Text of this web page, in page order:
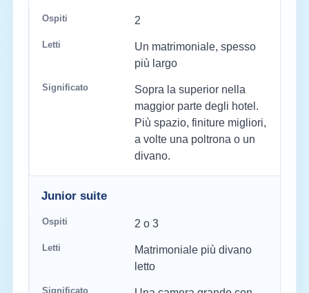
2
Un matrimoniale, spesso
più largo
Sopra la superior nella
maggior parte degli hotel.
Più spazio, finiture migliori,
a volte una poltrona o un
divano.
Junior suite
2 o 3
Matrimoniale più divano
letto